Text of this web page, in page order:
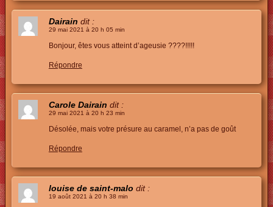
Dairain dit :
29 mai 2021 à 20 h 05 min
Bonjour, êtes vous atteint d’ageusie ????!!!!!
Répondre
Carole Dairain dit :
29 mai 2021 à 20 h 23 min
Désolée, mais votre présure au caramel, n’a pas de goût
Répondre
louise de saint-malo dit :
19 août 2021 à 20 h 38 min